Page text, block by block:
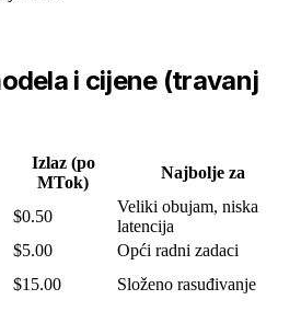
i cijene (travanj
Izlaz (po
MTok)
Najbolje za
$0.50
Veliki obujam, niska
latencija
$5.00
Opći radni zadaci
$15.00 Složeno rasuđivanje